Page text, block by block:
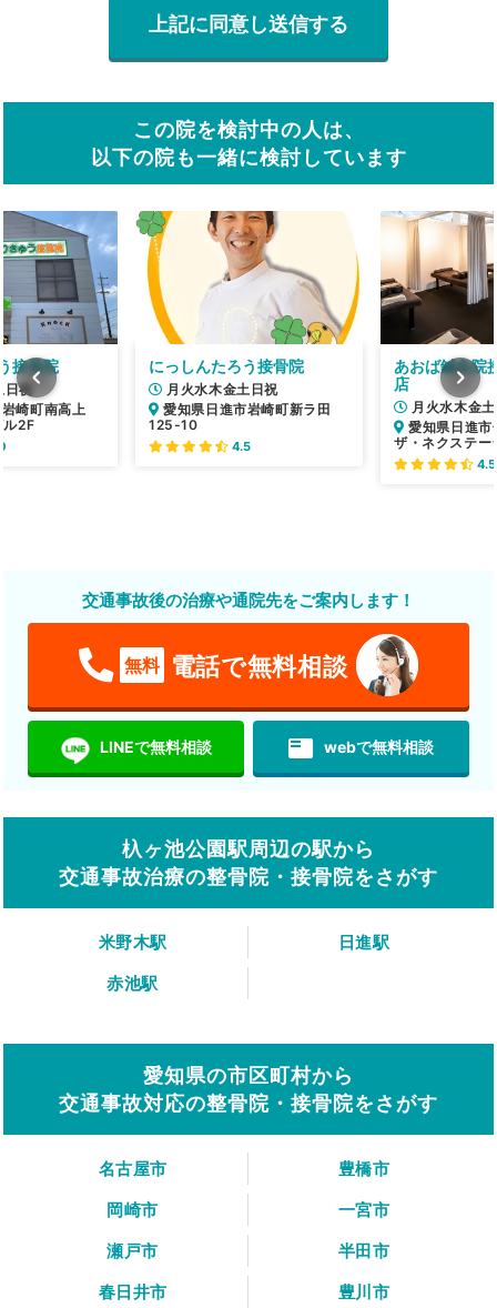
この院を検討中の人は、
以下の院も一緒に検討しています
にっしんたろう接骨院
月火水木金土日祝
愛知県日進市岩崎町新ラ田
125-10
4.5
あおば鍼灸院
店
月火水木金
愛知県日進
ザ・ネクステー
4.5
接骨院
祝
崎町南高上
ル2F
交通事故後の治療や通院先をご案内します！
無料 電話で無料相談
LINEで無料相談 featured_play_list webで無料相談
杁ヶ池公園駅周辺の駅から
交通事故治療の整骨院・接骨院をさがす
米野木駅
日進駅
赤池駅
愛知県の市区町村から
交通事故対応の整骨院・接骨院をさがす
名古屋市
豊橋市
岡崎市
一宮市
瀬戸市
半田市
春日井市
豊川市